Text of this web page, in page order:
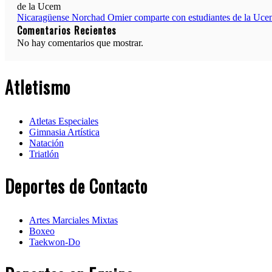
Nicaragüense Norchad Omier comparte con estudiantes de la
Comentarios Recientes
No hay comentarios que mostrar.
Atletismo
Atletas Especiales
Gimnasia Artística
Natación​
Triatlón​
Deportes de Contacto
Artes Marciales Mixtas
Boxeo
Taekwon-Do